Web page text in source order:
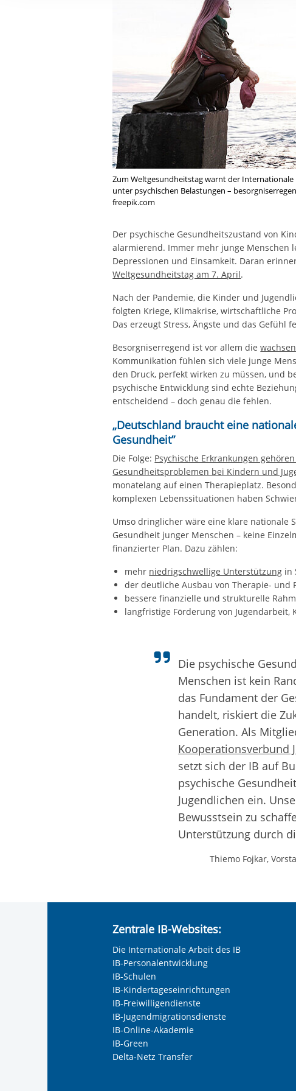
Ihre etwaige Einwilligung
der von Ihnen aufgerufenen
aufgrund berechtigter
Zum Weltgesundheitstag warnt der
unter psychischen Belastungen –
freepik.com
Der psychische Gesundheitszustand von
alarmierend. Immer mehr junge Menschen
Depressionen und Einsamkeit. Daran
Weltgesundheitstag am 7. April.
Nach der Pandemie, die Kinder und
folgten Kriege, Klimakrise, wirtschaftliche
Das erzeugt Stress, Ängste und das Gefühl
Besorgniserregend ist vor allem die
Kommunikation fühlen sich viele junge
den Druck, perfekt wirken zu müssen, und
psychische Entwicklung sind echte
entscheidend – doch genau die fehlen.
„Deutschland braucht eine
Gesundheit”
Die Folge: Psychische Erkrankungen
Gesundheitsproblemen bei Kindern und
monatelang auf einen Therapieplatz.
komplexen Lebenssituationen haben
Umso dringlicher wäre eine klare nationale
Gesundheit junger Menschen – keine
finanzierter Plan. Dazu zählen:
mehr niedrigschwellige Unterstützung in
der deutliche Ausbau von Therapie- und
bessere finanzielle und strukturelle
langfristige Förderung von Jugendarbeit,
Die psychische
Menschen ist kein
das Fundament der
handelt, riskiert die
Generation. Als
Kooperationsverbund
setzt sich der IB auf
psychische
Jugendlichen ein.
Bewusstsein zu
Unterstützung durch
Thiemo Fojkar,
Zentrale IB-Websites:
Die Internationale Arbeit des IB
IB-Personalentwicklung
IB-Schulen
IB-Kindertageseinrichtungen
IB-Freiwilligendienste
IB-Jugendmigrationsdienste
IB-Online-Akademie
IB-Green
Delta-Netz Transfer